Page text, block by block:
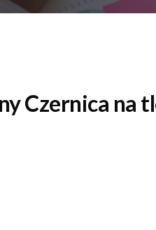
Czernica na